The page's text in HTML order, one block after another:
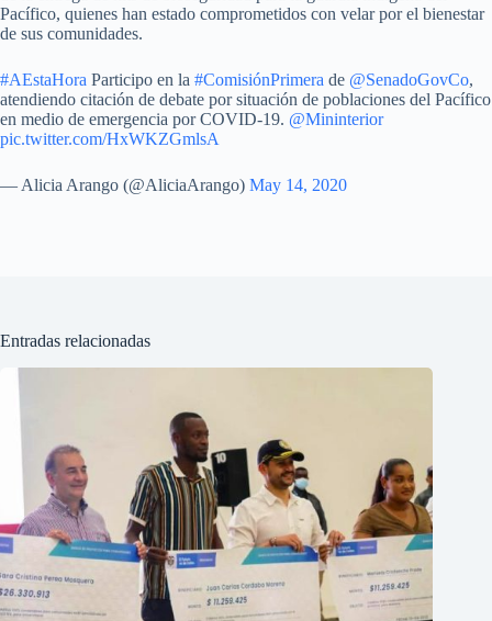
Pacífico, quienes han estado comprometidos con velar por el bienestar
de sus comunidades.
#AEstaHora Participo en la #ComisiónPrimera de @SenadoGovCo,
atendiendo citación de debate por situación de poblaciones del Pacífico
en medio de emergencia por COVID-19. @Mininterior
pic.twitter.com/HxWKZGmlsA
— Alicia Arango (@AliciaArango) May 14, 2020
Entradas relacionadas